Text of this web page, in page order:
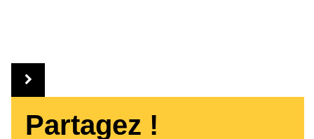
Partagez !